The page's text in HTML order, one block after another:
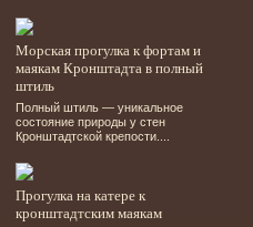
Морская прогулка к фортам и
маякам Кронштадта в полный
штиль
Полный штиль — уникальное
состояние природы у стен
Кронштадтской крепости....
Прогулка на катере к
кронштадтским маякам